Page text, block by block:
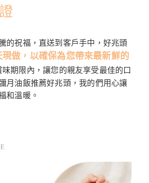
的祝福，直送到客戶手中，好兆頭
現做，以確保為您帶來最新鮮的
味期限內，讓您的親友享受最佳的口
月油飯推薦好兆頭，我的們用心讓
和溫暖。